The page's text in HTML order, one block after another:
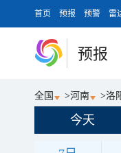
首页 预报 预警 雷
预报
全国 >河南 >洛
今天